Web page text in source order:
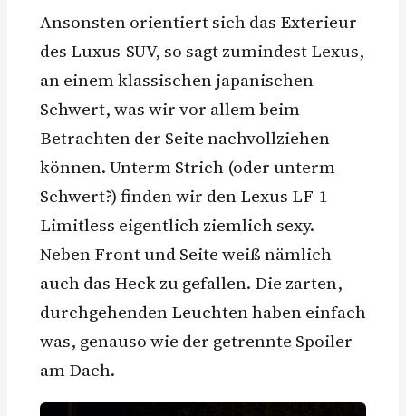
Ansonsten orientiert sich das Exterieur
des Luxus-SUV, so sagt zumindest Lexus,
an einem klassischen japanischen
Schwert, was wir vor allem beim
Betrachten der Seite nachvollziehen
können. Unterm Strich (oder unterm
Schwert?) finden wir den Lexus LF-1
Limitless eigentlich ziemlich sexy.
Neben Front und Seite weiß nämlich
auch das Heck zu gefallen. Die zarten,
durchgehenden Leuchten haben einfach
was, genauso wie der getrennte Spoiler
am Dach.